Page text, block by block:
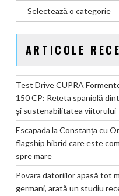
ARTICOLE
Test Drive CUPRA
150 CP: Rețeta spaniolă
și sustenabilitatea viitorului
Escapada la Constanța cu
flagship hibrid care este
spre mare
Povara datoriilor apasă tot
germani, arată un studiu